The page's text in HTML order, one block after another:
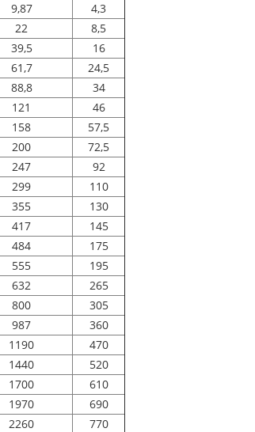
9,87
4,3
22
8,5
39,5
16
61,7
24,5
88,8
34
121
46
158
57,5
200
72,5
247
92
299
110
355
130
417
145
484
175
555
195
632
265
800
305
987
360
1190
470
1440
520
1700
610
1970
690
2260
770